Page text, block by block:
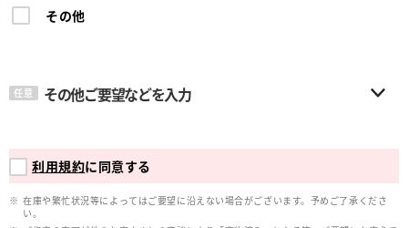
その他
任意 その他ご要望などを入力
利用規約に同意する
在庫や繁忙状況等によってはご要望に沿えない場合がございます。予めご了承くださ
い。